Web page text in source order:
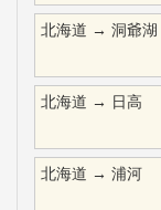
北海道 → 洞爺湖
北海道 → 日高
北海道 → 浦河